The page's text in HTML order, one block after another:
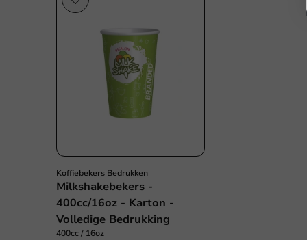
Koffiebekers Bedrukken
Milkshakebekers -
400cc/16oz - Karton -
Volledige Bedrukking
400cc / 16oz